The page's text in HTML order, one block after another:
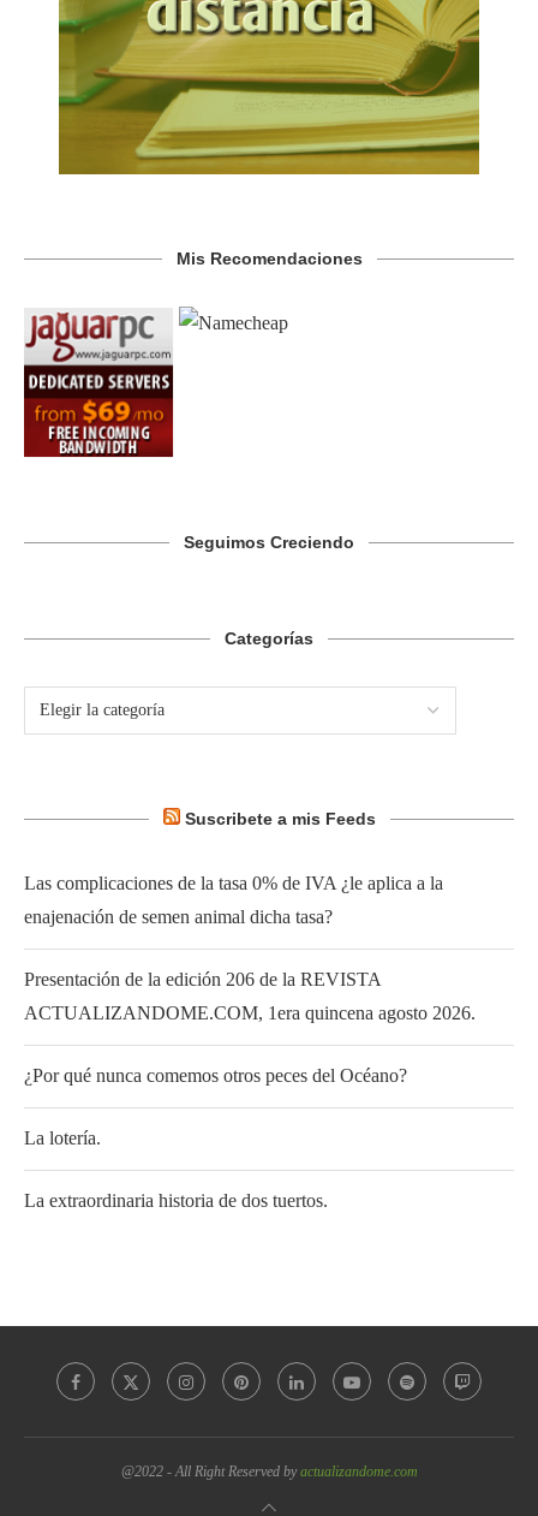
Mis Recomendaciones
Seguimos Creciendo
Categorías
Suscribete a mis Feeds
Las complicaciones de la tasa 0% de IVA ¿le aplica a la
enajenación de semen animal dicha tasa?
Presentación de la edición 206 de la REVISTA
ACTUALIZANDOME.COM, 1era quincena agosto 2026.
¿Por qué nunca comemos otros peces del Océano?
La lotería.
La extraordinaria historia de dos tuertos.
@2022 - All Right Reserved byactualizandome.com